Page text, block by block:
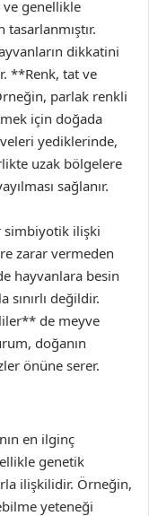
ve genellikle
tasarlanmıştır.
dikkatini
**Renk, tat ve
parlak renkli
için doğada
yediklerinde,
uzak bölgelere
sağlanır.
simbiyotik ilişki
zarar vermeden
hayvanlara besin
değildir.
de meyve
doğanın
önüne serer.
en ilginç
genetik
ilişkilidir. Örneğin,
yeteneği